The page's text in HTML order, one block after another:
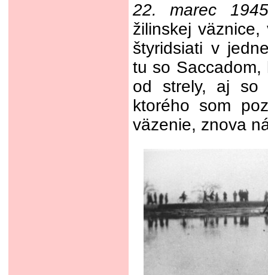
22. marec 1945
žilinskej
štyridsiati v
tu so Saccadom,
od strely, aj so
ktorého som
väzenie, znova